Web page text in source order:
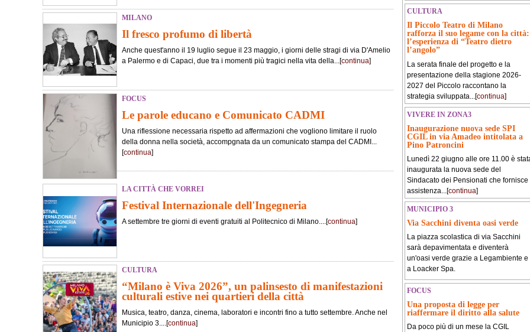
MILANO
Il fresco profumo di libertà
Anche quest'anno il 19 luglio segue il 23 maggio, i giorni delle stragi di via D'Amelio
a Palermo e di Capaci, due tra i momenti più tragici nella vita della...[continua]
FOCUS
Le parole educano e Comunicato CADMI
Una riflessione necessaria rispetto ad affermazioni che vogliono limitare il ruolo
della donna nella società, accompgnata da un comunicato stampa del CADMI...
[continua]
LA CITTÀ CHE VORREI
Festival Internazionale dell'Ingegneria
A settembre tre giorni di eventi gratuiti al Politecnico di Milano....[continua]
CULTURA
“Milano è Viva 2026”, un palinsesto di manifestazioni
culturali estive nei quartieri della città
Musica, teatro, danza, cinema, laboratori e incontri fino a tutto settembre. Anche nel
Municipio 3....[continua]
CULTURA
Il Piccolo Teatro di Milano
rafforza il suo legame con la città:
l’esperienza di “Teatro dietro
l’angolo”
La serata finale del progetto e la
presentazione della stagione 2026-
2027 del Piccolo raccontano la
strategia sviluppata...[continua]
VIVERE IN ZONA3
Inaugurazione nuova sede SPI
CGIL in via Amadeo intitolata a
Pino Patroncini
Lunedì 22 giugno alle ore 11.00 è
inaugurata la nuova sede del
Sindacato dei Pensionati che fornisce
assistenza...[continua]
MUNICIPIO 3
Via Sacchini diventa oasi verde
La piazza scolastica di via Sacchini
sarà depavimentata e diventerà
un'oasi verde grazie a Legambiente e
a Loacker Spa.
FOCUS
Una proposta di legge per
riaffermare il diritto alla salute
Da poco più di un mese la CGIL